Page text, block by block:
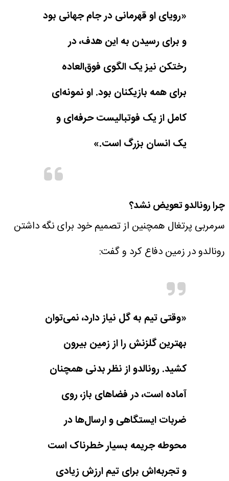
«رویای او قهرمانی در جام جهانی بود
و برای رسیدن به این هدف، در
رختکن نیز یک الگوی فوق‌العاده
برای همه بازیکنان بود. او نمونه‌ای
کامل از یک فوتبالیست حرفه‌ای و
یک انسان بزرگ است.»
چرا رونالدو تعویض نشد؟
سرمربی پرتغال همچنین از تصمیم خود برای نگه داشتن
رونالدو در زمین دفاع کرد و گفت:
«وقتی تیم به گل نیاز دارد، نمی‌توان
بهترین گلزنش را از زمین بیرون
کشید. رونالدو از نظر بدنی همچنان
آماده است، در فضاهای باز، روی
ضربات ایستگاهی و ارسال‌ها در
محوطه جریمه بسیار خطرناک است
و تجربه‌اش برای تیم ارزش زیادی